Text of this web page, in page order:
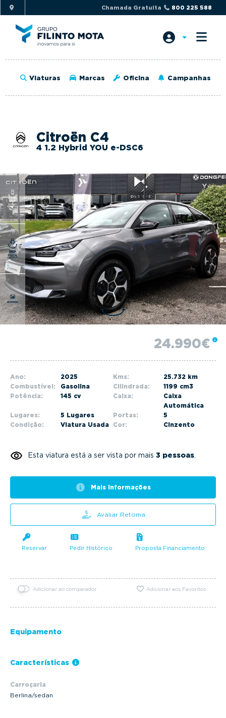
i
p
t
o
r
a
n
v
i
g
a
t
i
n
i
p
t
o
a
c
t
n
t
Chamada Gratuita 800 225 588
Viaturas Marcas Oficina Campanhas
Citroën C4
4 1.2 Hybrid YOU e-DSC6
24.990€
Ano: 2025 Kms:
25.732 km
Combustível:
Gasolina Cilindrada:
1199 cm3
Potência:
145 cv Caixa:
Caixa
Automática
Lugares:
5 Lugares Portas:
5
Condição:
Viatura Usada Cor: Cinzento
Esta viatura está a ser vista por mais 3 pessoas
Mais informações
Avaliar Retoma
Reservar Pedir Histórico Proposta Financiamento
Adicionar ao comparador Adicionar aos Favoritos
Equipamento
Características
Carroçaria
Berlina/sedan